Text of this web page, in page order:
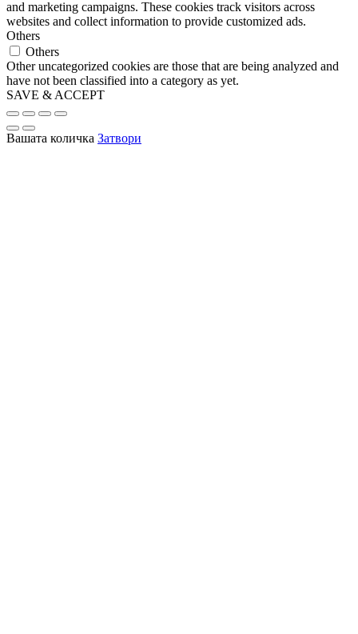
and marketing campaigns. These cookies track visitors across
websites and collect information to provide customized ads.
Others
Others
Other uncategorized cookies are those that are being analyzed and
have not been classified into a category as yet.
SAVE & ACCEPT
Вашата количка Затвори